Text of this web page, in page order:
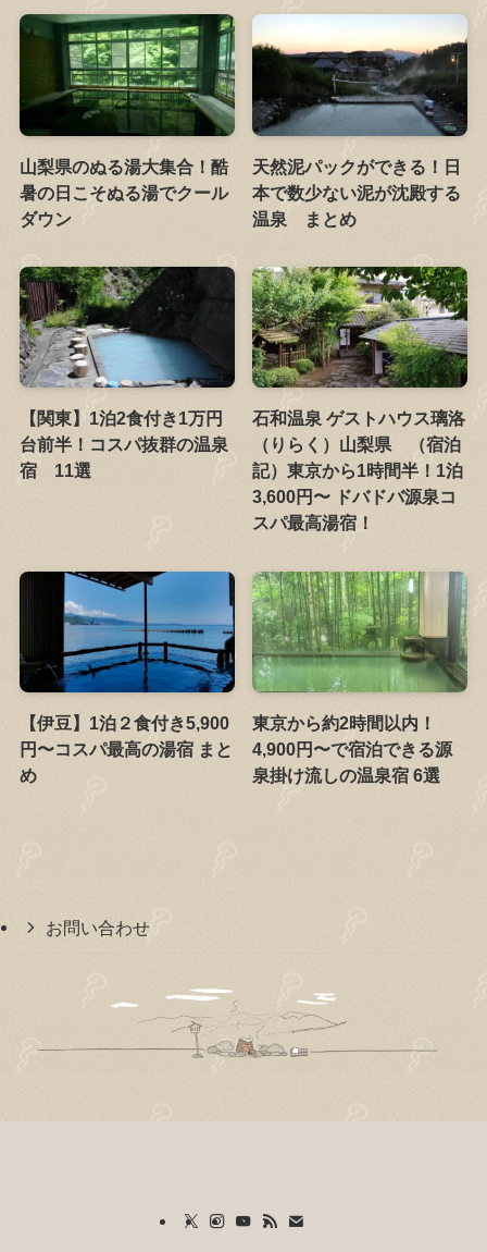
山梨県のぬる湯大集合！酷
暑の日こそぬる湯でクール
ダウン
天然泥パックができる！日
本で数少ない泥が沈殿する
温泉 まとめ
【関東】1泊2食付き1万円
台前半！コスパ抜群の温泉
宿 11選
石和温泉 ゲストハウス璃洛
（りらく）山梨県 （宿泊
記）東京から1時間半！1泊
3,600円〜 ドバドバ源泉コ
スパ最高湯宿！
【伊豆】1泊２食付き5,900
円〜コスパ最高の湯宿 まと
め
東京から約2時間以内！
4,900円〜で宿泊できる源
泉掛け流しの温泉宿 6選
お問い合わせ